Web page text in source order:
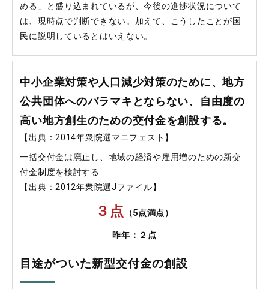
める」と盛り込まれているが、今後の進捗状況について
は、現時点で判断できない。加えて、こうしたことが国
民に説明しているとはいえない。
中小企業対策や人口減少対策のために、地方
公共団体へのバラマキとならない、自由度の
高い地方創生のための交付金を創設する。
【出典：2014年衆院選マニフェスト】
一括交付金は廃止し、地域の経済や雇用増のための新交
付金制度を検討する
【出典：2012年衆院選Jファイル】
３点 （5点満点）
昨年：２点
目途がついた新型交付金の創設